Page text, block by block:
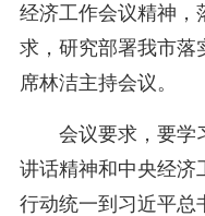
经济工作会议精神，
求，研究部署我市落
席林洁主持会议。
会议要求，要学
讲话精神和中央经济
行动统一到习近平总